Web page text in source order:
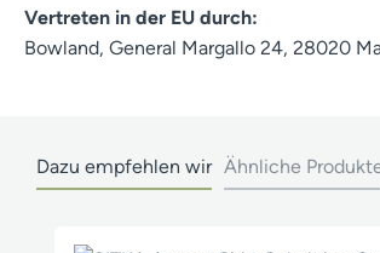
Vertreten in der EU durch:
Bowland, General Margallo 24, 28020
Dazu empfehlen wir Ähnliche
Produktgalerie überspringen